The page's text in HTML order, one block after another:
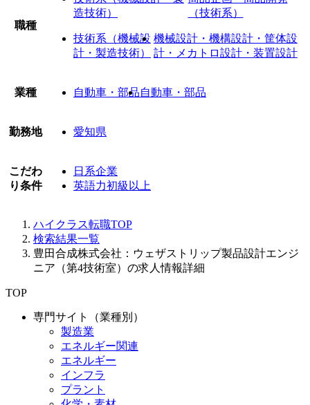
職種
造技術）
（技術系）
技術系（機械設
計・製造技術）
機械設計・機構設計・筐体設
計・メカトロ設計・装置設計
業種 自動車・部品自動車・部品
勤務地 愛知県
こだわ
り条件
日系企業
英語力初級以上
ハイクラス転職TOP
検索結果一覧
豊田合成株式会社：ウェザストリップ製品設計エンジ
ニア（第4技術室）の求人情報詳細
TOP
専門サイト（業種別）
製造業
エネルギー関連
エネルギー
インフラ
プラント